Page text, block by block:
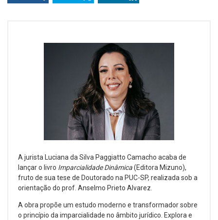
A jurista Luciana da Silva Paggiatto Camacho acaba de
lançar o livro Imparcialidade Dinâmica(Editora Mizuno),
fruto de sua tese de Doutorado na PUC-SP, realizada sob a
orientação do prof. Anselmo Prieto Alvarez.
A obra propõe um estudo moderno e transformador sobre
o princípio da imparcialidade no âmbito jurídico. Explora e